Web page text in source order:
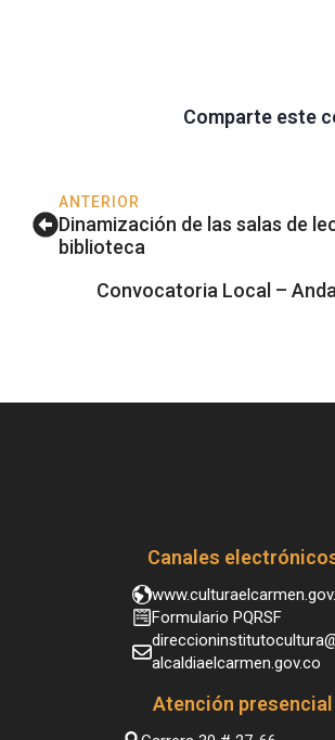
Comparte este
ANTERIOR
Dinamización de las salas de
biblioteca
Convocatoria Local –
Canales
Formulario PQRSF
alcaldiaelcarmen.gov.co
Atención presencial